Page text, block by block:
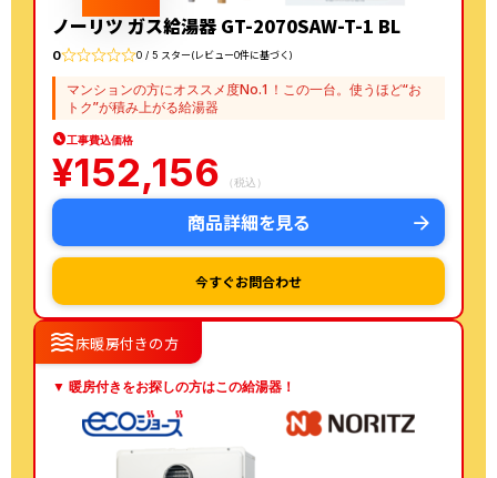
ノーリツ ガス給湯器 GT-2070SAW-T-1 BL
0 0 / 5 スター(レビュー0件に基づく)
マンションの方にオススメ度No.1！この一台。使うほど“お
トク”が積み上がる給湯器
工事費込価格
¥152,156 （税込）
商品詳細を見る
今すぐお問合わせ
waves床暖房付きの方
▼ 暖房付きをお探しの方はこの給湯器！